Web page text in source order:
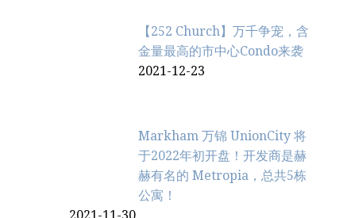
【252 Church】万千争宠，含
金量最高的市中心Condo来袭
2021-12-23
Markham 万锦 UnionCity 将
于2022年初开盘！开发商是赫
赫有名的 Metropia，总共5栋
公寓！